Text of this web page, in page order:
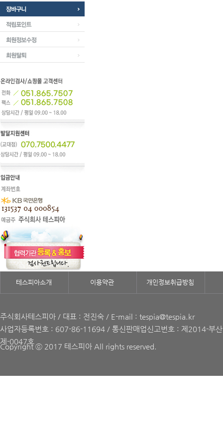
검사결과내역
장바구니
적립포인트
회원정보수정
테스피아소개 이용약관 개인정보취급방침
주식회사테스피아 / 대표 : 전진숙 / E-mail : tespia@tespia.kr
사업자등록번호 : 607-86-11694 / 통신판매업신고번호 : 제2014-부
제-0047호
Copyright ⓒ 2017 테스피아 All rights reserved.